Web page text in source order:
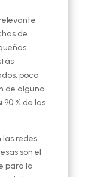
de
poco
de alguna
% de las
las redes
son el
para la